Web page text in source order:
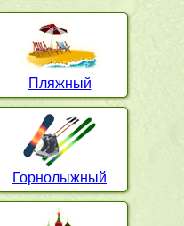
Пляжный
Горнолыжный